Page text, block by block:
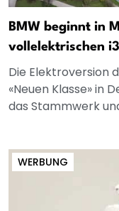
BMW beginnt in
vollelektrischen i3
Die Elektroversion
«Neuen Klasse» in
das Stammwerk
WERBUNG